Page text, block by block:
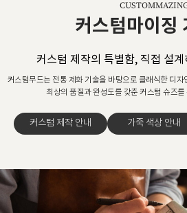
커스텀마이징
커스텀 제작의 특별함, 직접 설
커스텀무드는 전통 제화 기술을 바탕으로 클래식한 디
최상의 품질과 완성도를 갖춘 커스텀 슈즈
커스텀 제작 안내 가죽 색상 안내